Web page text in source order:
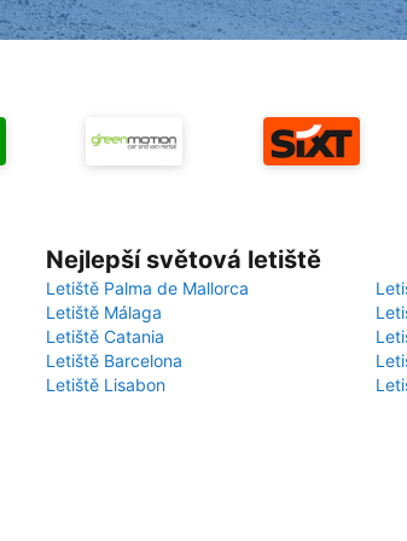
Nejlepší světová letiště
Letiště Palma de Mallorca
Letiště Málaga
Letiště Catania
Letiště Barcelona
Letiště Lisabon